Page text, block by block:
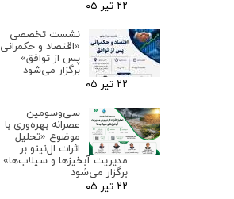
۲۲ تیر ۰۵
نشست تخصصی
«اقتصاد و حکمرانی
پس از توافق»
برگزار می‌شود
۲۲ تیر ۰۵
سی‌وسومین
عصرانه بهره‌وری با
موضوع «تحلیل
اثرات ال‌نینو بر
مدیریت آبخیزها و سیلاب‌ها»
برگزار می‌شود
۲۲ تیر ۰۵